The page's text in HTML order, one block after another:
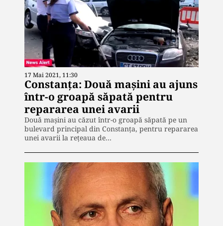
17 Mai 2021, 11:30
Constanța: Două mașini au ajuns
într-o groapă săpată pentru
repararea unei avarii
Două mașini au căzut într-o groapă săpată pe un
bulevard principal din Constanța, pentru repararea
unei avarii la rețeaua de…